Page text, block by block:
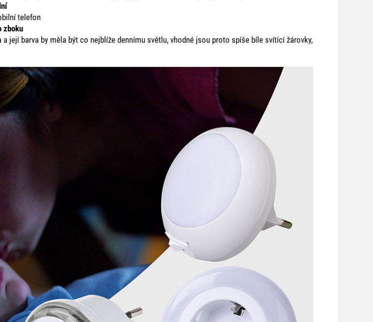
telefon
zboku
a její barva by měla být co nejblíže dennímu světlu, vhodné jsou proto spíše bíle svítící žárovky,